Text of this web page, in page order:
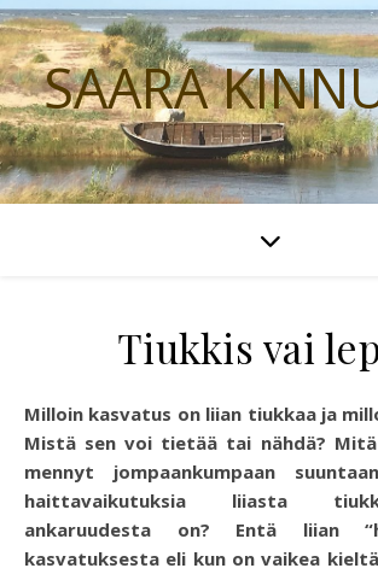
SAARA
Tiukkis vai
Milloin kasvatus on liian tiukkaa ja milloin liian lepsua?
Mistä sen voi tietää tai nähdä?
mennyt jompaankumpaan
haittavaikutuksia liiasta
ankaruudesta on? Entä liian
kasvatuksesta eli kun on vaikea